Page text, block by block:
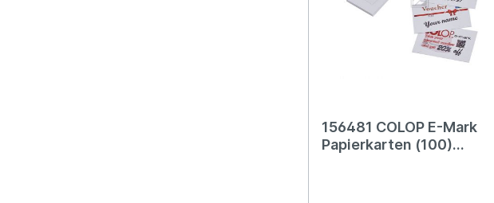
156481 COLOP E-Mark
Papierkarten (100)